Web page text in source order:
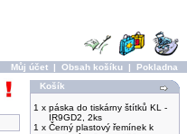
Můj účet | Obsah košíku | Pokladna
Košík
1 x páska do tiskárny štítků KL -
IR9GD2, 2ks
1 x Černý plastový řemínek k